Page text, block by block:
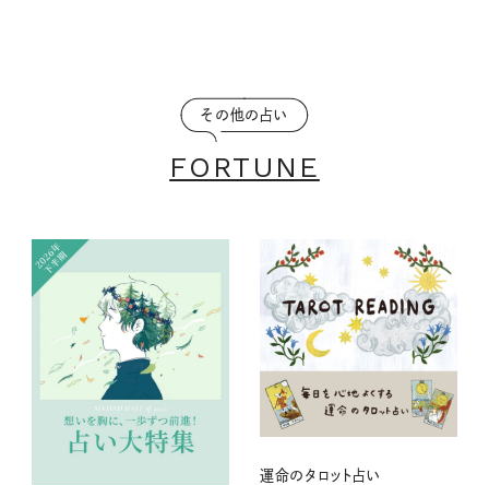
その他の占い
FORTUNE
運命のタロット占い